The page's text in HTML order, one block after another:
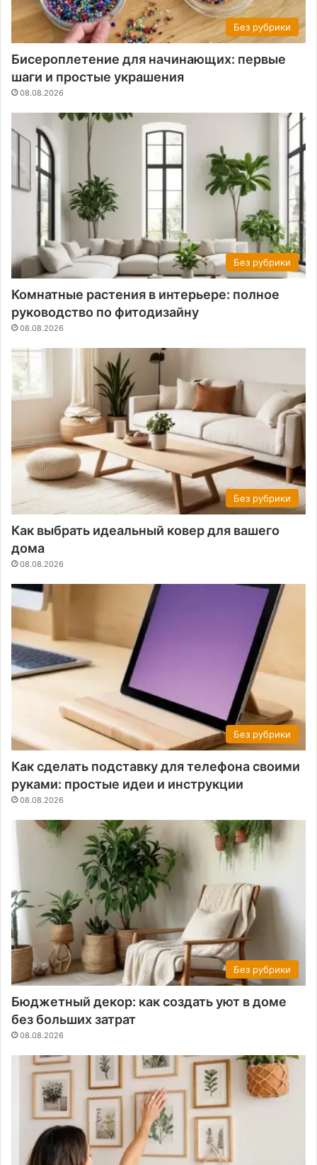
Без рубрики
Бисероплетение для начинающих: первые
шаги и простые украшения
08.08.2026
Без рубрики
Комнатные растения в интерьере: полное
руководство по фитодизайну
08.08.2026
Без рубрики
Как выбрать идеальный ковер для вашего
дома
08.08.2026
Без рубрики
Как сделать подставку для телефона своими
руками: простые идеи и инструкции
08.08.2026
Без рубрики
Бюджетный декор: как создать уют в доме
без больших затрат
08.08.2026